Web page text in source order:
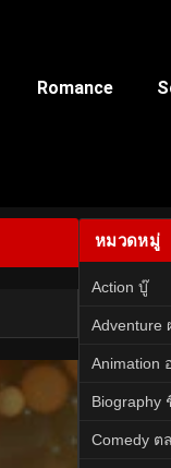
Romance
หมวดหมู่
Action บู๊
Adventure
Animation
Biography
Comedy ต